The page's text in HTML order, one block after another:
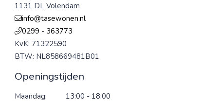
1131 DL Volendam
info@tasewonen.nl
0299 - 363773
KvK: 71322590
BTW: NL858669481B01
Openingstijden
Maandag:
13:00 - 18:00